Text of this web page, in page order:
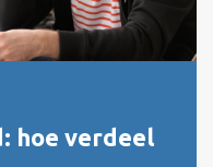
hoe verdeel